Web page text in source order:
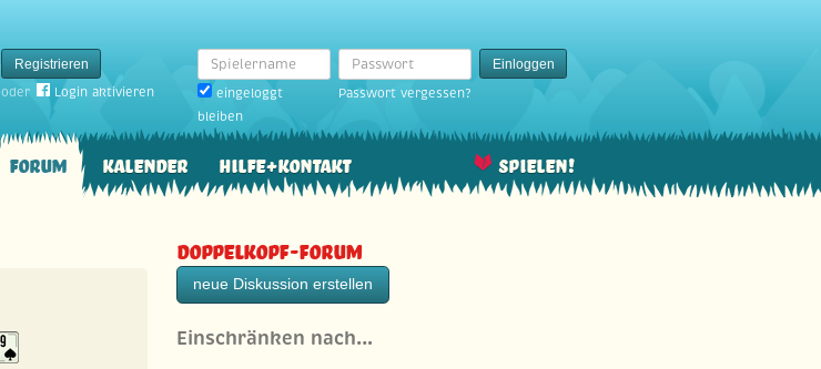
Registrieren
oder
Login aktivieren
Spielername
eingeloggt
bleiben
Passwort
Einloggen
Passwort vergessen?
Forum Kalender Hilfe+Kontakt Spielen!
Doppelkopf-Forum
neue Diskussion erstellen
Einschränken nach…